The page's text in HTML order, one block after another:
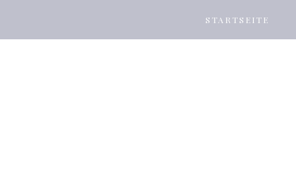
STARTSEITE